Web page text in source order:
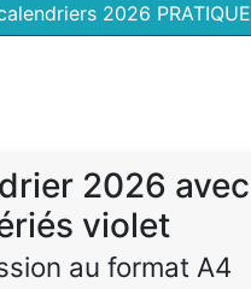
2026 PRATIQUE
2026 avec
violet
au format A4